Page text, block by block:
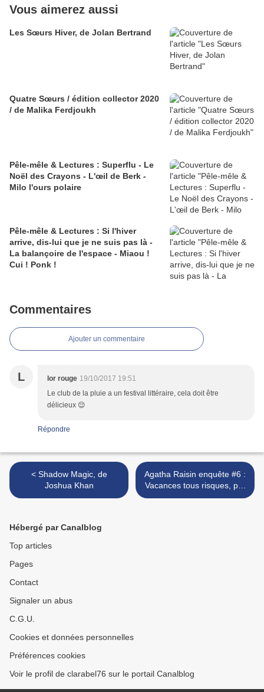
Vous aimerez aussi
Les Sœurs Hiver, de Jolan Bertrand
Quatre Sœurs / édition collector 2020
/ de Malika Ferdjoukh
Pêle-mêle & Lectures : Superflu - Le
Noël des Crayons - L'œil de Berk -
Milo l'ours polaire
Pêle-mêle & Lectures : Si l'hiver
arrive, dis-lui que je ne suis pas là -
La balançoire de l'espace - Miaou !
Cui ! Ponk !
Commentaires
Ajouter un commentaire
L lor rouge 19/10/2017 19:51
Le club de la pluie a un festival littéraire, cela doit être
délicieux 😌
Répondre
< Shadow Magic, de
Joshua Khan
Agatha Raisin enquête #6 :
Vacances tous risques, par
M. C. Beaton >
Hébergé par Canalblog
Top articles
Pages
Contact
Signaler un abus
C.G.U.
Cookies et données personnelles
Préférences cookies
Voir le profil de clarabel76 sur le portail Canalblog